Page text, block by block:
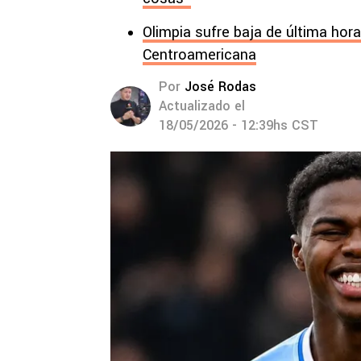
Olimpia sufre baja de última
Centroamericana
Por José Rodas
Actualizado el
18/05/2026 - 12:39hs CST